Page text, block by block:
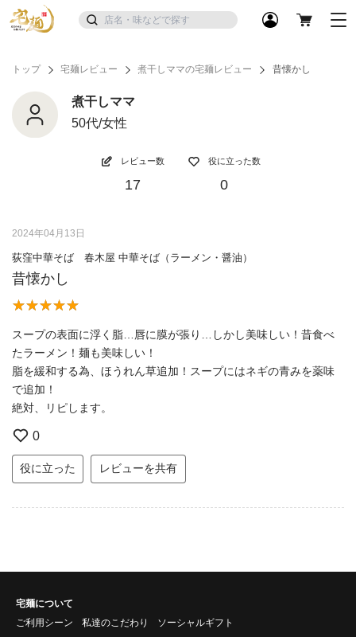
トップ 宅麺レビュー 煮干しママの宅麺レビュー 昔懐かし
煮干しママ
50代/女性
レビュー数
17
役に立った数
0
2024年04月13日
荻窪中華そば 春木屋 中華そば（ラーメン・醤油）
昔懐かし
スープの表面に浮く脂…唇に膜が張り…しかし美味しい！昔食べ
たラーメン！麺も美味しい！
脂を緩和する為、ほうれん草追加！スープにはネギの青みを薬味
で追加！
絶対、リピします。
0
役に立った レビューを共有
宅麺について
ご利用シーン
私達のこだわり ソーシャルギフト